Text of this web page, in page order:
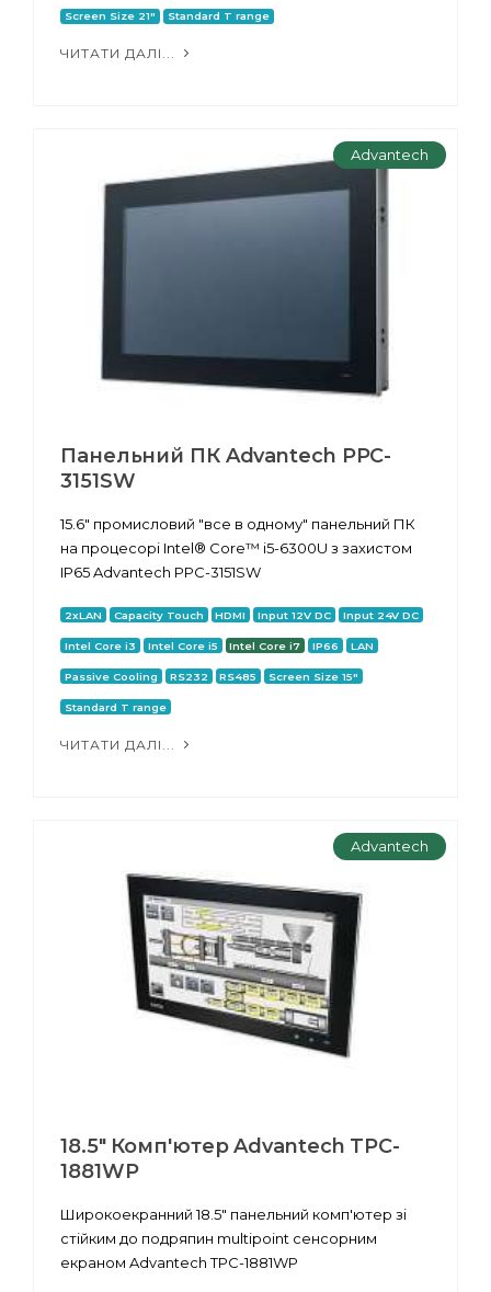
Screen Size 21" Standard T range
ЧИТАТИ ДАЛІ...
Advantech
Панельний ПК Advantech PPC-
3151SW
15.6" промисловий "все в одному" панельний ПК
на процесорі Intel® Core™ i5-6300U з захистом
IP65 Advantech PPC-3151SW
2xLAN Capacity Touch HDMI Input 12V DC Input 24V DC
Intel Core i3 Intel Core i5 Intel Core i7 IP66 LAN
Passive Cooling RS232 RS485 Screen Size 15"
Standard T range
ЧИТАТИ ДАЛІ...
Advantech
18.5" Комп'ютер Advantech TPC-
1881WP
Широкоекранний 18.5" панельний комп'ютер зі
стійким до подряпин multipoint сенсорним
екраном Advantech TPC-1881WP